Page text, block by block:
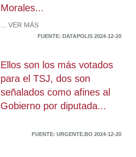
Morales...
... VER MÁS
FUENTE: DATAPOLIS 2024-12-20
Ellos son los más votados
para el TSJ, dos son
señalados como afines al
Gobierno por diputada...
FUENTE: URGENTE.BO 2024-12-20